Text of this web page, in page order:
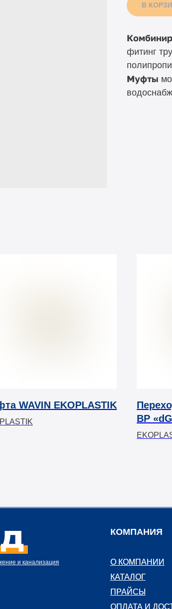
В
фитинг
Муфты
WAVIN EKOPLASTIK
ВР
и канализация О КОМПАНИИ
О КОМПАНИИ
КАТАЛОГ
КАТАЛОГ
ПРАЙСЫ
ПРАЙСЫ
ОПЛАТА И
ОПЛАТА И
КОМПАНИЯ